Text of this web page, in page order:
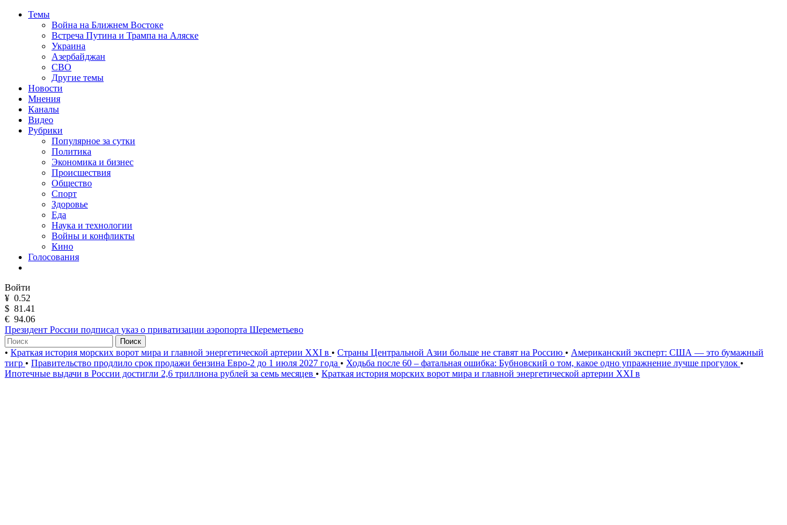
Темы
Война на Ближнем Востоке
Встреча Путина и Трампа на Аляске
Украина
Азербайджан
СВО
Другие темы
Новости
Мнения
Каналы
Видео
Рубрики
Популярное за сутки
Политика
Экономика и бизнес
Происшествия
Общество
Спорт
Здоровье
Еда
Наука и технологии
Войны и конфликты
Кино
Голосования
Войти
¥ 0.52
$ 81.41
€ 94.06
Президент России подписал указ о приватизации аэропорта Шереметьево
Поиск
• Краткая история морских ворот мира и главной энергетической артерии XXI в • Страны Центральной Азии больше не ставят на Россию • Американский эксперт: США — это бумажный
тигр • Правительство продлило срок продажи бензина Евро-2 до 1 июля 2027 года • Ходьба после 60 – фатальная ошибка: Бубновский о том, какое одно упражнение лучше прогулок •
Ипотечные выдачи в России достигли 2,6 триллиона рублей за семь месяцев • Краткая история морских ворот мира и главной энергетической артерии XXI в